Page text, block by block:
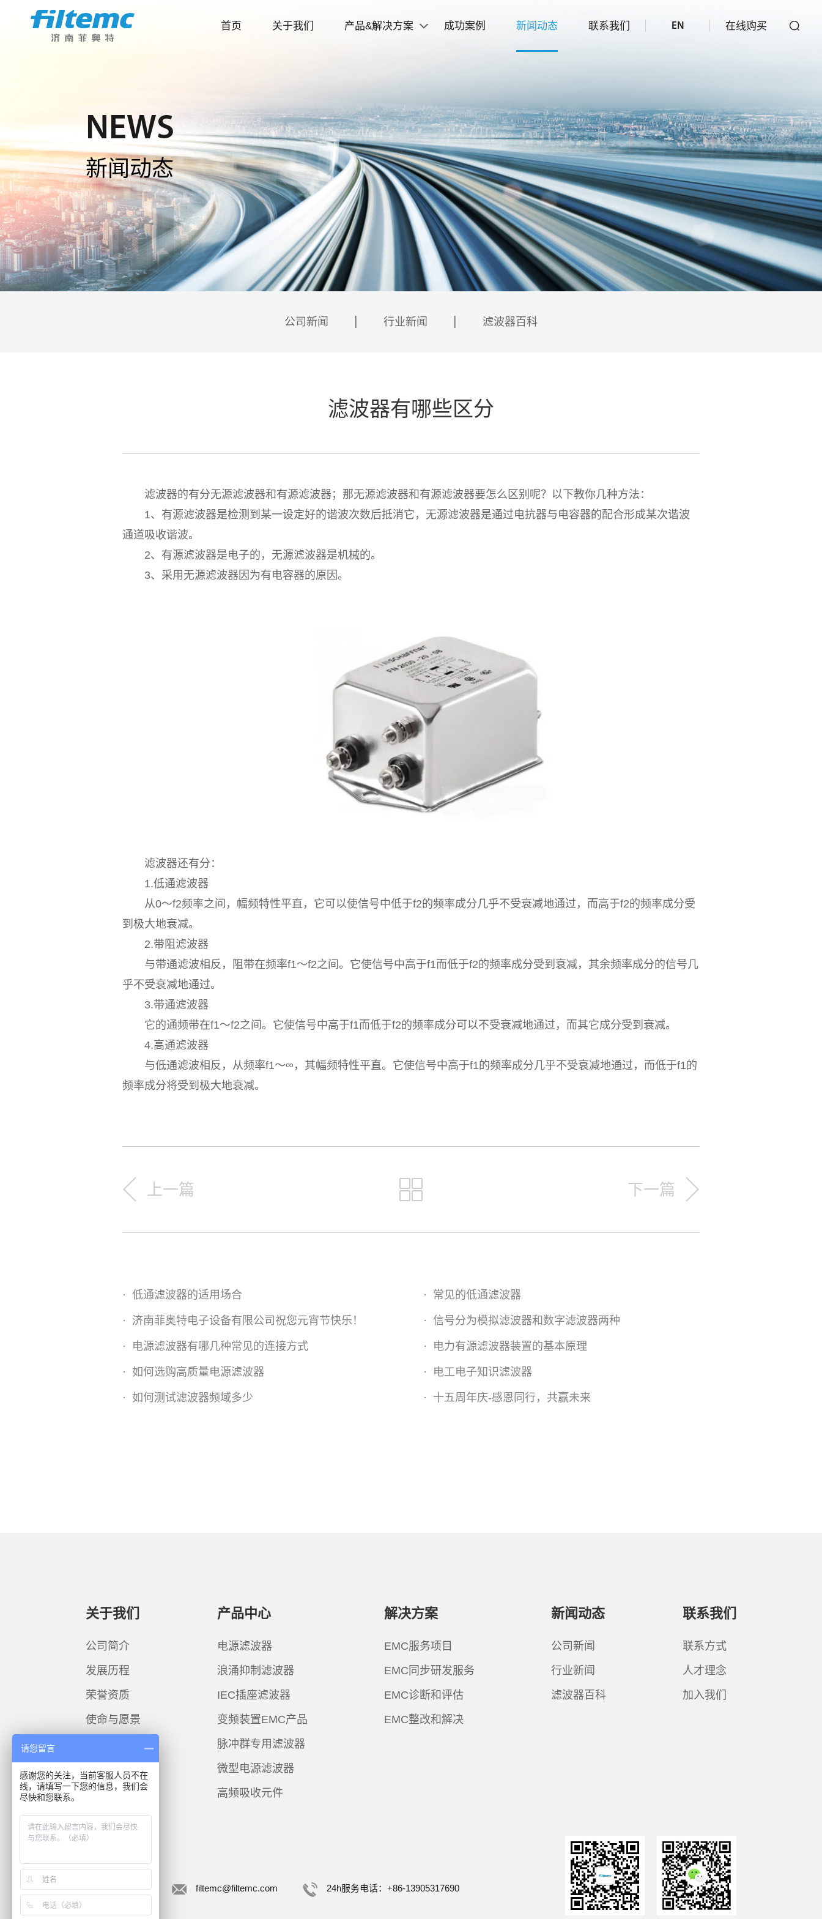
首页 关于我们 产品&解决方案 成功案例 新闻动态 联系我们 EN 在线购买
NEWS
新闻动态
公司新闻 行业新闻 滤波器百科
滤波器有哪些区分
滤波器的有分无源滤波器和有源滤波器；那无源滤波器和有源滤波器要怎么区别呢？以下教你几种方法：
1、有源滤波器是检测到某一设定好的谐波次数后抵消它，无源滤波器是通过电抗器与电容器的配合形成某次谐波
通道吸收谐波。
2、有源滤波器是电子的，无源滤波器是机械的。
3、采用无源滤波器因为有电容器的原因。
滤波器还有分：
1.低通滤波器
从0～f2频率之间，幅频特性平直，它可以使信号中低于f2的频率成分几乎不受衰减地通过，而高于f2的频率成分受
到极大地衰减。
2.带阻滤波器
与带通滤波相反，阻带在频率f1～f2之间。它使信号中高于f1而低于f2的频率成分受到衰减，其余频率成分的信号几
乎不受衰减地通过。
3.带通滤波器
它的通频带在f1～f2之间。它使信号中高于f1而低于f2的频率成分可以不受衰减地通过，而其它成分受到衰减。
4.高通滤波器
与低通滤波相反，从频率f1～∞，其幅频特性平直。它使信号中高于f1的频率成分几乎不受衰减地通过，而低于f1的
频率成分将受到极大地衰减。
上一篇 下一篇
· 低通滤波器的适用场合 · 常见的低通滤波器
· 济南菲奥特电子设备有限公司祝您元宵节快乐！ · 信号分为模拟滤波器和数字滤波器两种
· 电源滤波器有哪几种常见的连接方式 · 电力有源滤波器装置的基本原理
· 如何选购高质量电源滤波器 · 电工电子知识滤波器
· 如何测试滤波器频域多少 · 十五周年庆-感恩同行，共赢未来
关于我们
公司简介
发展历程
荣誉资质
使命与愿景
产品中心
电源滤波器
浪涌抑制滤波器
IEC插座滤波器
变频装置EMC产品
脉冲群专用滤波器
微型电源滤波器
高频吸收元件
解决方案
EMC服务项目
EMC同步研发服务
EMC诊断和评估
EMC整改和解决
新闻动态
公司新闻
行业新闻
滤波器百科
联系我们
联系方式
人才理念
加入我们
联系菲奥特
在线咨询 filtemc@filtemc.com 24h服务电话：+86-13905317690
在线购买
请您留言
感谢您的关注，当前客服人员不在
线，请填写一下您的信息，我们会
尽快和您联系。